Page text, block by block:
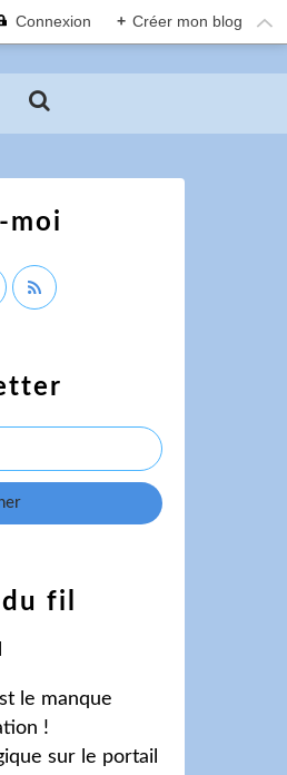
Connexion + Créer mon blog
fil
le manque
!
sur le portail
moi